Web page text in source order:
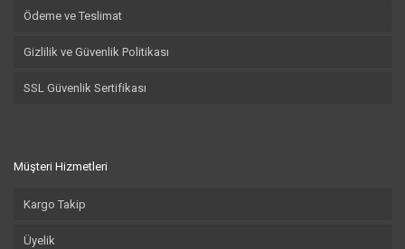
Ödeme ve Teslimat
Gizlilik ve Güvenlik Politikası
SSL Güvenlik Sertifikası
Müşteri Hizmetleri
Kargo Takip
Üyelik